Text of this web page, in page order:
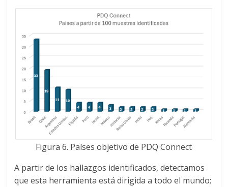
Figura 6. Países objetivo de PDQ Connect
A partir de los hallazgos identificados, detectamos
que esta herramienta está dirigida a todo el mundo;